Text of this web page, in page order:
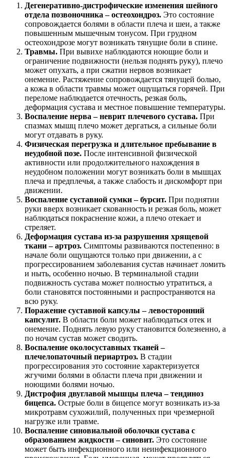
Дегенеративно-дистрофические изменения шейного
отдела позвоночника – остеохондроз. Это состояние
сопровождается болями в области плеча и шеи, а также
повышенным мышечным тонусом. При грудном
остеохондрозе могут возникать тянущие боли в спине.
Травмы. При вывихе наблюдаются ноющие боли и
ограничение подвижности (нельзя поднять руку), плечо
может опухать, а при сжатии нервов возникает
онемение. Растяжение сопровождается тянущей болью,
а кожа в области травмы может ощущаться горячей. При
переломе наблюдается отечность, резкая боль,
деформация сустава и местное повышение температуры.
Воспаление нерва – неврит плечевого сустава. При
спазмах мышц плечо может дергаться, а сильные боли
могут отдавать в руку.
Физическая перегрузка и длительное пребывание в
неудобной позе. После интенсивной физической
активности или продолжительного нахождения в
неудобном положении могут возникать боли в мышцах
плеча и предплечья, а также слабость и дискомфорт при
движении.
Воспаление суставной сумки – бурсит. При поднятии
руки вверх возникает скованность и резкая боль, может
наблюдаться покраснение кожи, а плечо отекает и
стреляет.
Деформация сустава из-за разрушения хрящевой
ткани – артроз. Симптомы развиваются постепенно: в
начале боли ощущаются только при движении, а с
прогрессированием заболевания сустав начинает ломить
и ныть, особенно ночью. В терминальной стадии
подвижность сустава может полностью утратиться, а
боли становятся постоянными и распространяются на
всю руку.
Поражение суставной капсулы – левосторонний
капсулит. В области боли может наблюдаться отек и
онемение. Поднять левую руку становится болезненно, а
по ночам сустав может сводить.
Воспаление околосуставных тканей –
плечелопаточный периартроз. В стадии
прогрессирования это состояние характеризуется
жгучими болями в области плеча при движении и
ноющими болями ночью.
Дистрофия двуглавой мышцы плеча – тендиноз
бицепса. Острые боли в бицепсе могут возникать из-за
микротравм сухожилий, полученных при чрезмерной
нагрузке или травме.
Воспаление синовиальной оболочки сустава с
образованием жидкости – синовит. Это состояние
может быть инфекционного или неинфекционного